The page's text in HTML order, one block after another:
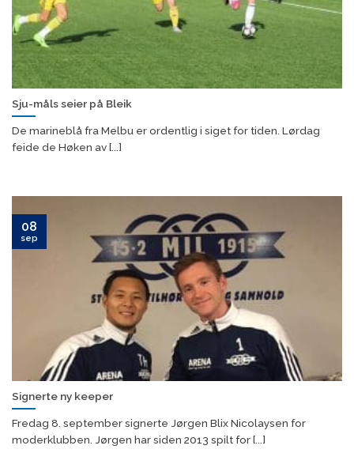
Sju-måls seier på Bleik
De marineblå fra Melbu er ordentlig i siget for tiden. Lørdag
feide de Høken av [...]
Signerte ny keeper
Fredag 8. september signerte Jørgen Blix Nicolaysen for
moderklubben. Jørgen har siden 2013 spilt for [...]
08
sep